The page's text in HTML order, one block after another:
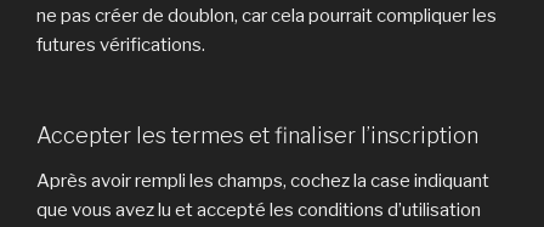
ne pas créer de doublon, car cela pourrait compliquer les
futures vérifications.
Accepter les termes et finaliser l’inscription
Après avoir rempli les champs, cochez la case indiquant
que vous avez lu et accepté les conditions d’utilisation